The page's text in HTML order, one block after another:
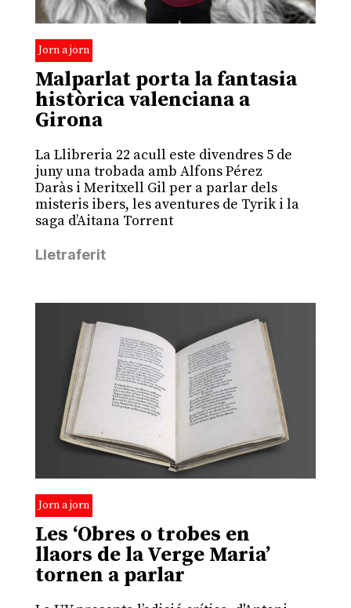
Jorn a jorn
Malparlat porta la fantasia
històrica valenciana a
Girona
La Llibreria 22 acull este divendres 5 de
juny una trobada amb Alfons Pérez
Daràs i Meritxell Gil per a parlar dels
misteris ibers, les aventures de Tyrik i la
saga d’Aitana Torrent
Lletraferit
Jorn a jorn
Les ‘Obres o trobes en
llaors de la Verge Maria’
tornen a parlar